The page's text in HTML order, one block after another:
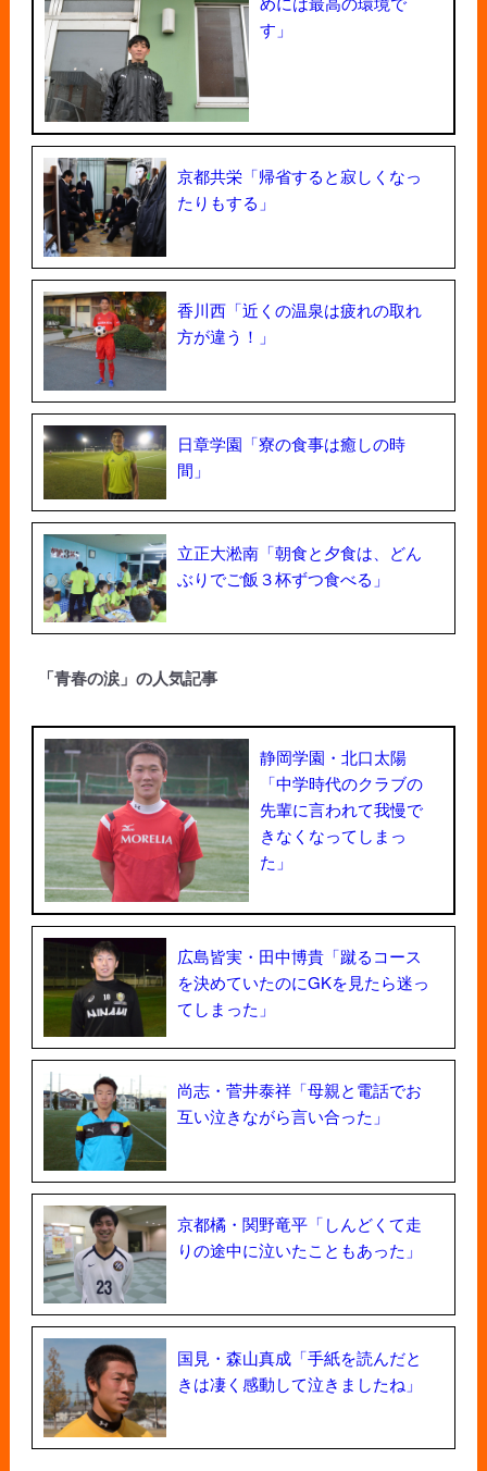
す」
京都共栄「帰省すると寂しくなっ
たりもする」
香川西「近くの温泉は疲れの取れ
方が違う！」
日章学園「寮の食事は癒しの時
間」
立正大淞南「朝食と夕食は、どん
ぶりでご飯３杯ずつ食べる」
「青春の涙」の人気記事
静岡学園・北口太陽
「中学時代のクラブの
先輩に言われて我慢で
きなくなってしまっ
た」
広島皆実・田中博貴「蹴るコース
を決めていたのにGKを見たら迷っ
てしまった」
尚志・菅井泰祥「母親と電話でお
互い泣きながら言い合った」
京都橘・関野竜平「しんどくて走
りの途中に泣いたこともあった」
国見・森山真成「手紙を読んだと
きは凄く感動して泣きましたね」